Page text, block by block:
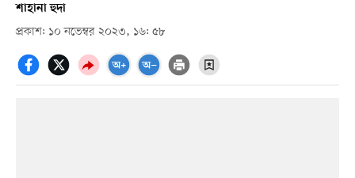
শাহানা হুদা
প্রকাশ: ১০ নভেম্বর ২০২৩, ১৬: ৫৮